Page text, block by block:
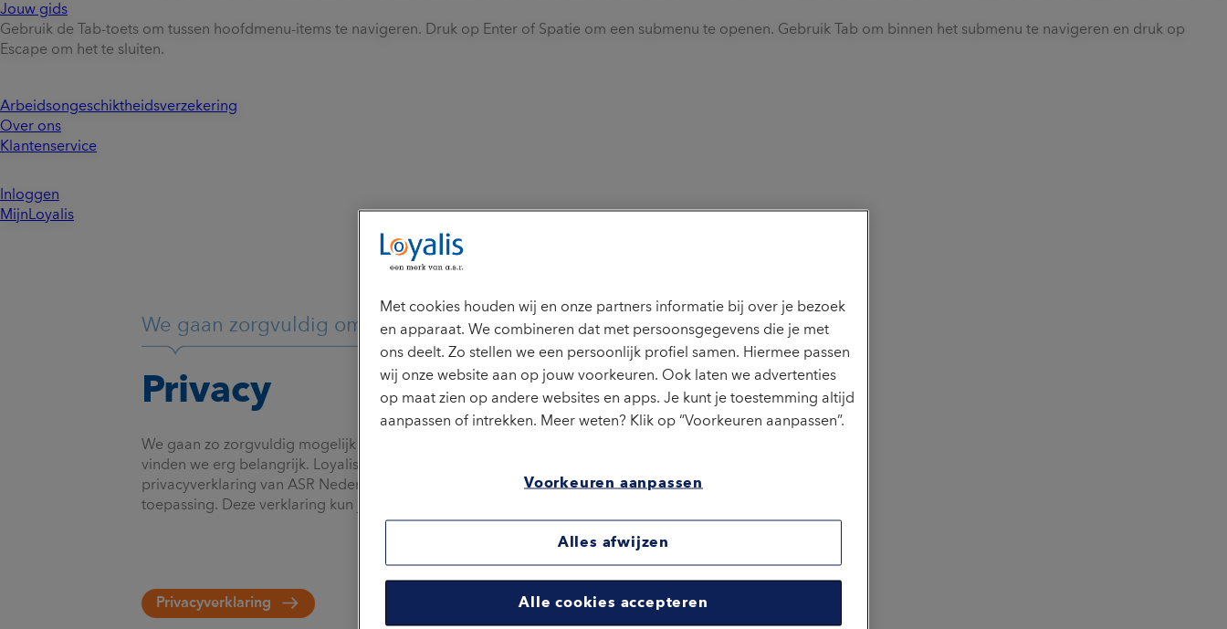
Jouw gids
Gebruik de Tab-toets om tussen hoofdmenu-items te navigeren. Druk op Enter of Spatie om een submenu te openen. Gebruik Tab om binnen het submenu te navigeren en druk op
Escape om het te sluiten.
Arbeidsongeschiktheidsverzekering
Over ons
Klantenservice
Inloggen
MijnLoyalis
We gaan zorgvuldig om met je gegevens
Privacy
We gaan zo zorgvuldig mogelijk om met je gegevens, want je privacy
vinden we erg belangrijk. Loyalis is een merk van a.s.r. en daarom is de
privacyverklaring van ASR Nederland N.V. ook op Loyalis van
toepassing. Deze verklaring kun je hieronder bekijken.
Privacyverklaring
Met cookies houden wij en onze partners informatie bij over je bezoek
en apparaat. We combineren dat met persoonsgegevens die je met
ons deelt. Zo stellen we een persoonlijk profiel samen. Hiermee passen
wij onze website aan op jouw voorkeuren. Ook laten we advertenties
op maat zien op andere websites en apps. Je kunt je toestemming altijd
aanpassen of intrekken. Meer weten? Klik op “Voorkeuren aanpassen”.
Voorkeuren aanpassen
Alles afwijzen
Alle cookies accepteren